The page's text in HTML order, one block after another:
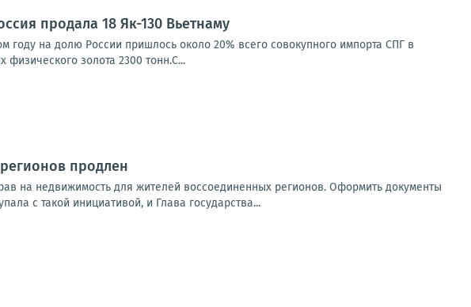
продала 18 Як-130 Вьетнаму
на долю России пришлось около 20% всего совокупного импорта СПГ в
золота 2300 тонн.С...
продлен
на недвижимость для жителей воссоединенных регионов. Оформить документы
с такой инициативой, и Глава государства...